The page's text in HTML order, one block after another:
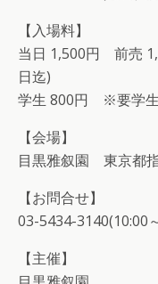
【入場料】
当日 1,500円 前売
日迄)
学生 800円 ※要学
【会場】
目黒雅叙園 東京都
【お問合せ】
03-5434-3140(10:00
【主催】